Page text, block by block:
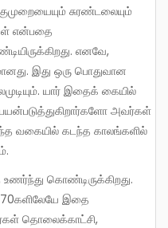
சுரண்டலையும்
என்பதை
எனவே,
இது ஒரு பொதுவான
யார் இதைக் கையில்
அவர்கள்
வகையில் கடந்த காலங்களில்
இதை
தொலைக்காட்சி,